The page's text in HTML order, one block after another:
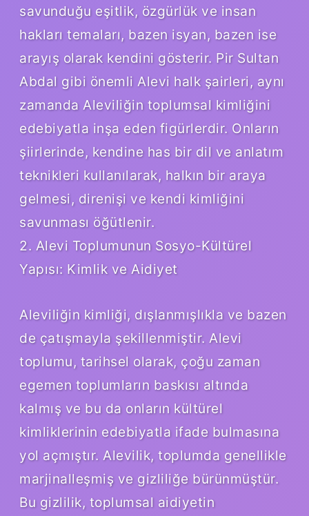
savunduğu eşitlik, özgürlük ve insan
hakları temaları, bazen isyan, bazen ise
arayış olarak kendini gösterir. Pir Sultan
Abdal gibi önemli Alevi halk şairleri, aynı
zamanda Aleviliğin toplumsal kimliğini
edebiyatla inşa eden figürlerdir. Onların
şiirlerinde, kendine has bir dil ve anlatım
teknikleri kullanılarak, halkın bir araya
gelmesi, direnişi ve kendi kimliğini
savunması öğütlenir.
2. Alevi Toplumunun Sosyo-Kültürel
Yapısı: Kimlik ve Aidiyet
Aleviliğin kimliği, dışlanmışlıkla ve bazen
de çatışmayla şekillenmiştir. Alevi
toplumu, tarihsel olarak, çoğu zaman
egemen toplumların baskısı altında
kalmış ve bu da onların kültürel
kimliklerinin edebiyatla ifade bulmasına
yol açmıştır. Alevilik, toplumda genellikle
marjinalleşmiş ve gizliliğe bürünmüştür.
Bu gizlilik, toplumsal aidiyetin